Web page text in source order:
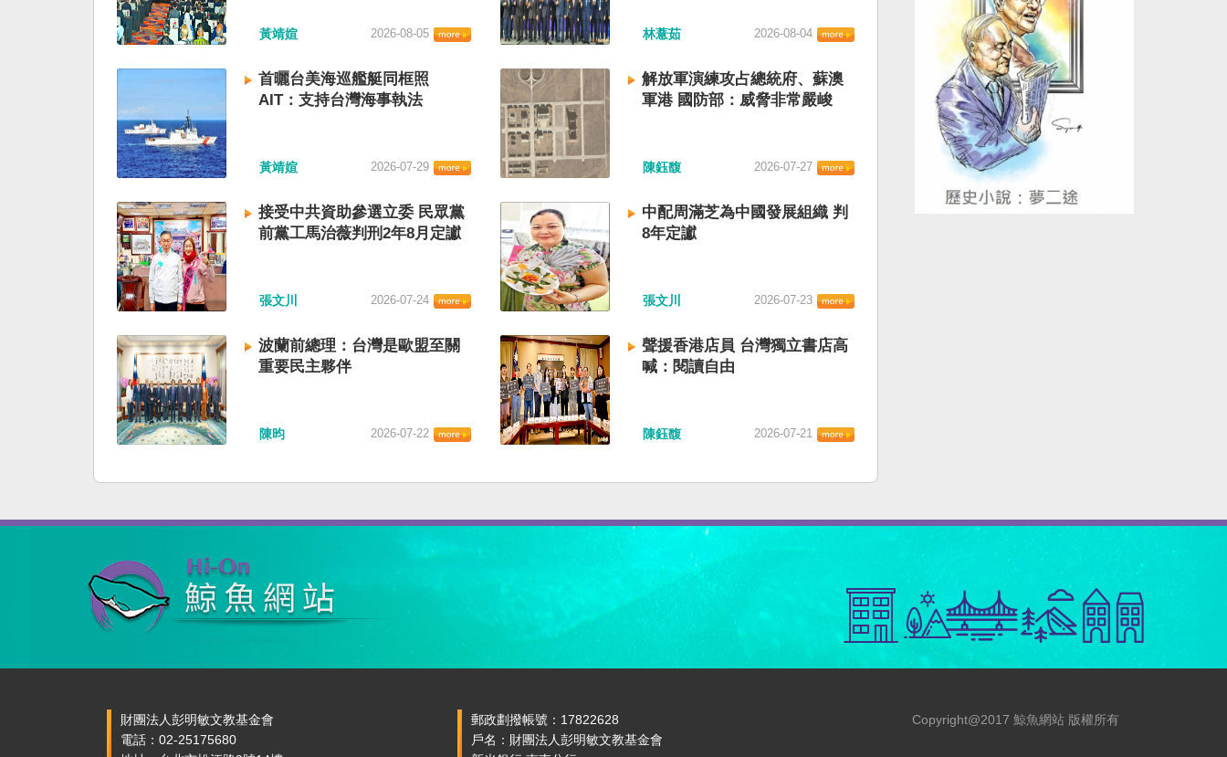
黃靖媗 2026-08-05 林薏茹 2026-08-04
首曬台美海巡艦艇同框照
AIT：支持台灣海事執法
黃靖媗 2026-07-29
解放軍演練攻占總統府、蘇澳
軍港 國防部：威脅非常嚴峻
陳鈺馥 2026-07-27
接受中共資助參選立委 民眾黨
前黨工馬治薇判刑2年8月定讞
張文川 2026-07-24
中配周滿芝為中國發展組織 判
8年定讞
張文川 2026-07-23
波蘭前總理：台灣是歐盟至關
重要民主夥伴
陳昀 2026-07-22
聲援香港店員 台灣獨立書店高
喊：閱讀自由
陳鈺馥 2026-07-21
財團法人彭明敏文教基金會
電話：02-25175680
郵政劃撥帳號：17822628
戶名：財團法人彭明敏文教基金會
Copyright@2017 鯨魚網站 版權所有